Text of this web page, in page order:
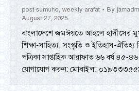
post-sumuho, weekly-arafat By
August 27, 2025
বাংলাদেশে জমঈয়তে আহলে হাদীসের
শিক্ষা-সাহিত্য, সংস্কৃতি ও ইতিহাস-ঐতিহ্য
পত্রিকা সাপ্তাহিক আরাফাত ৬৬ বর্ষ ৪৫-
যোগাযোগ করুন: মোবাইল: